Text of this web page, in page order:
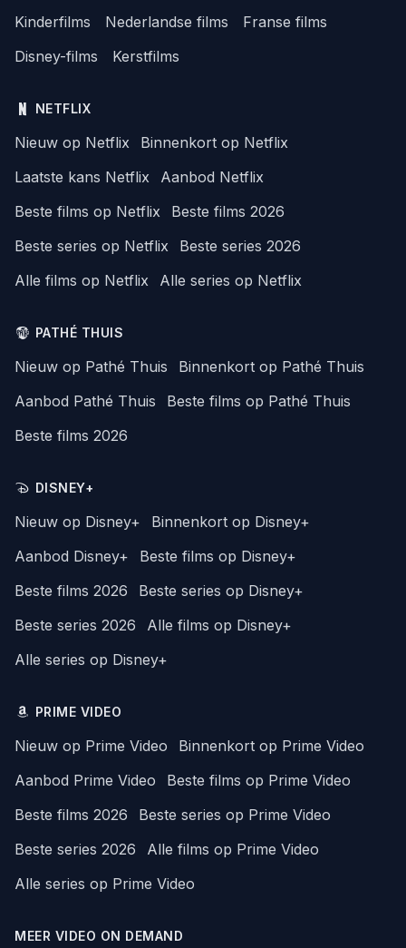
Kinderfilms
Nederlandse films
Franse films
Disney-films
Kerstfilms
NETFLIX
Nieuw op Netflix
Binnenkort op Netflix
Laatste kans Netflix
Aanbod Netflix
Beste films op Netflix
Beste films 2026
Beste series op Netflix
Beste series 2026
Alle films op Netflix
Alle series op Netflix
PATHÉ THUIS
Nieuw op Pathé Thuis
Binnenkort op Pathé Thuis
Aanbod Pathé Thuis
Beste films op Pathé Thuis
Beste films 2026
DISNEY+
Nieuw op Disney+
Binnenkort op Disney+
Aanbod Disney+
Beste films op Disney+
Beste films 2026
Beste series op Disney+
Beste series 2026
Alle films op Disney+
Alle series op Disney+
PRIME VIDEO
Nieuw op Prime Video
Binnenkort op Prime Video
Aanbod Prime Video
Beste films op Prime Video
Beste films 2026
Beste series op Prime Video
Beste series 2026
Alle films op Prime Video
Alle series op Prime Video
MEER VIDEO ON DEMAND